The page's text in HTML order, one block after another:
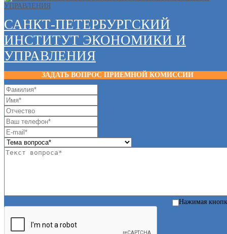
САНКТ-ПЕТЕРБУРГСКИЙ
ИНСТИТУТ ЭКОНОМИКИ И
УПРАВЛЕНИЯ
ЗАДАТЬ ВОПРОС ПРИЕМНОЙ КОМИССИИ
Нажимая